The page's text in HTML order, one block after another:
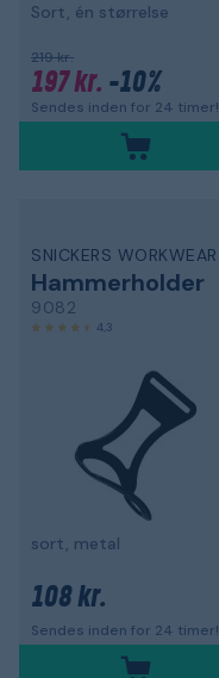
Sort, én størrelse
219 kr.
197 kr. -10%
Sendes inden for 24 timer!
SNICKERS WORKWEAR
Hammerholder
9082
4,3
sort, metal
108 kr.
Sendes inden for 24 timer!